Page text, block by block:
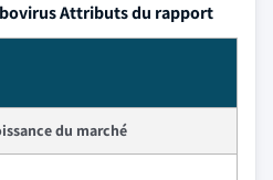
Attributs du rapport
du marché